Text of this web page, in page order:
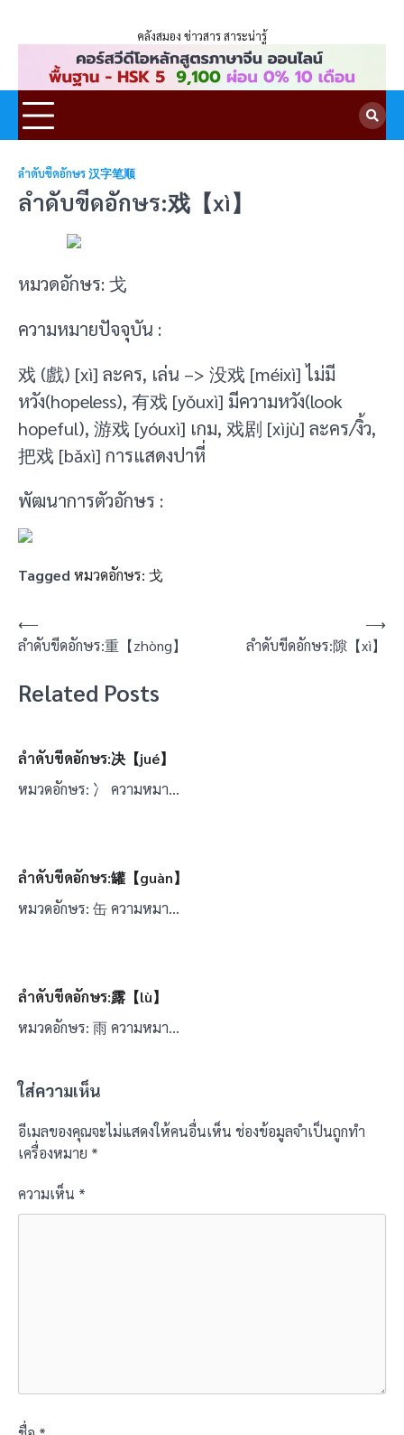
คลังสมอง ข่าวสาร สาระน่ารู้
ลำดับขีดอักษร 汉字笔顺
ลำดับขีดอักษร:戏【xì】
หมวดอักษร: 戈
ความหมายปัจจุบัน :
戏 (戲) [xì] ละคร, เล่น –> 没戏 [méixì] ไม่มี
หวัง(hopeless), 有戏 [yǒuxì] มีความหวัง(look
hopeful), 游戏 [yóuxì] เกม, 戏剧 [xìjù] ละคร/งิ้ว,
把戏 [bǎxì] การแสดงปาหี่
พัฒนาการตัวอักษร :
Tagged หมวดอักษร: 戈
แนะแนว
เรื่อง
⟵
ลำดับขีดอักษร:重【zhòng】
ลำดับขีดอักษร:隙【xì】
⟶
Related Posts
ลำดับขีดอักษร:决【jué】
หมวดอักษร: 冫 ความหมา…
ลำดับขีดอักษร:罐【guàn】
หมวดอักษร: 缶 ความหมา…
ลำดับขีดอักษร:露【lù】
หมวดอักษร: 雨 ความหมา…
ใส่ความเห็น
อีเมลของคุณจะไม่แสดงให้คนอื่นเห็น ช่องข้อมูลจำเป็นถูกทำ
เครื่องหมาย *
ความเห็น *